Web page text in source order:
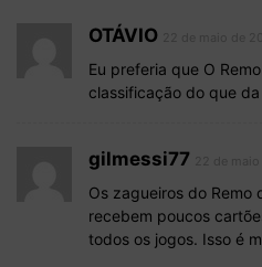
OTÁVIO
Eu preferia que O
classificação do que
gilmessi77
Os zagueiros do Remo
recebem poucos
todos os jogos. Isso é